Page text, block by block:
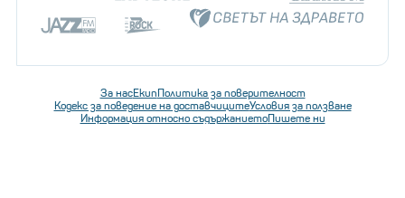
За насЕкипПолитика за поверителност
Кодекс за поведение на доставчицитеУсловия за ползване
Информация относно съдържаниетоПишете ни